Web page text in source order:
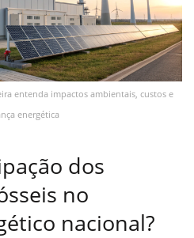
entenda impactos ambientais, custos e
energética
dos
no
nacional?